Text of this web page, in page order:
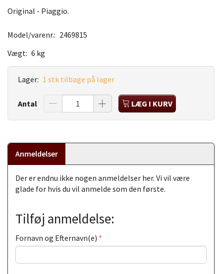
Original - Piaggio.
Model/varenr.: 2469815
Vægt: 6 kg
Lager: 1 stk tilbage på lager
Antal LÆG I KURV
Anmeldelser
Der er endnu ikke nogen anmeldelser her. Vi vil være
glade for hvis du vil anmelde som den første.
Tilføj anmeldelse:
Fornavn og Efternavn(e)